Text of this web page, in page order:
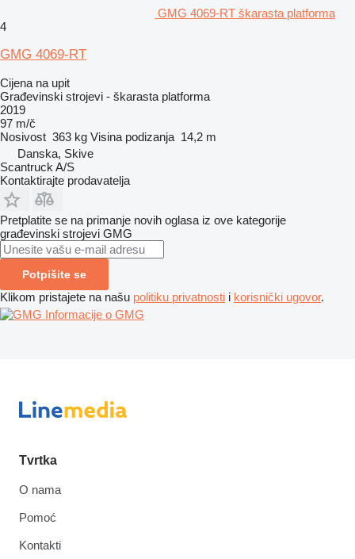
GMG 4069-RT škarasta platforma
4
GMG 4069-RT
Cijena na upit
Građevinski strojevi - škarasta platforma
2019
97 m/č
Nosivost 363 kg Visina podizanja 14,2 m
Danska, Skive
Scantruck A/S
Kontaktirajte prodavatelja
Pretplatite se na primanje novih oglasa iz ove kategorije
građevinski strojevi GMG
Potpišite se
Klikom pristajete na našu politiku privatnosti i korisnički ugovor.
Informacije o GMG
Tvrtka
O nama
Pomoć
Kontakti